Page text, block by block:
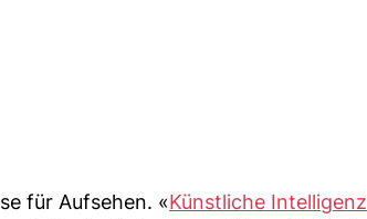
für Aufsehen. «Künstliche Intelligenz